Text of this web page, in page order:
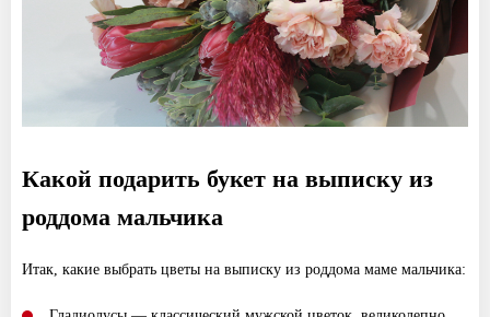
Какой подарить букет на выписку из
роддома мальчика
Итак, какие выбрать цветы на выписку из роддома маме мальчика: